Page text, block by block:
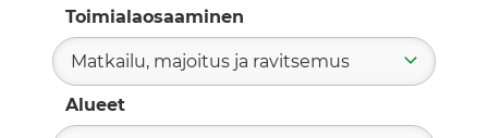
Toimialaosaaminen
Matkailu, majoitus ja ravitsemus
Alueet